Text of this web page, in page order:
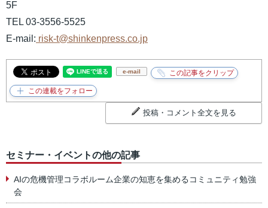
5F
TEL 03-3556-5525
E-mail: risk-t@shinkenpress.co.jp
e-mail
投稿・コメント全文を見る
セミナー・イベントの他の記事
AIの危機管理コラボルーム企業の知恵を集めるコミュニティ勉強
会